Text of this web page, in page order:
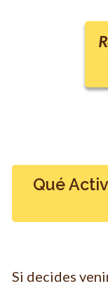
Qué
Si decides